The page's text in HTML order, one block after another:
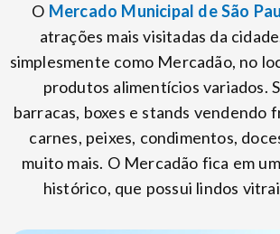
O Mercado Municipal de São
atrações mais visitadas da
simplesmente como Mercadão, no
produtos alimentícios variados.
barracas, boxes e stands vendendo
carnes, peixes, condimentos,
muito mais. O Mercadão fica em
histórico, que possui lindos